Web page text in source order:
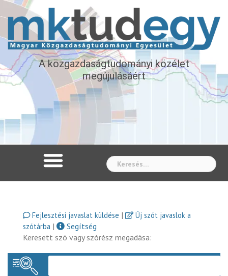
A közgazdaságtudományi közélet
megújulásáért
Fejlesztési javaslat küldése |
Új szót javaslok a
szótárba |
Segítség
Keresett szó vagy szórész megadása: